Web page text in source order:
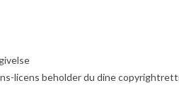
licens beholder du dine